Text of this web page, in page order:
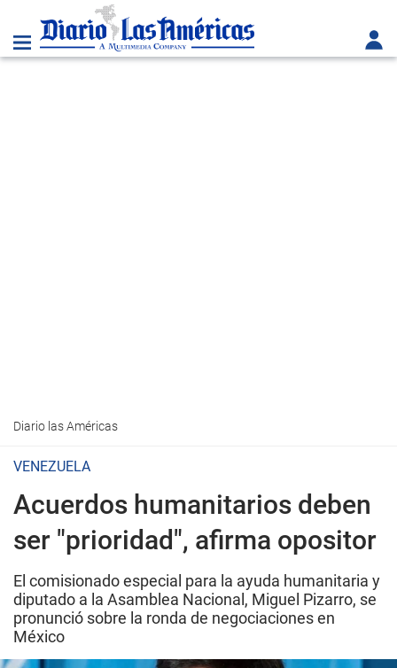
Diario las Américas
VENEZUELA
Acuerdos humanitarios deben
ser "prioridad", afirma opositor
El comisionado especial para la ayuda humanitaria y
diputado a la Asamblea Nacional, Miguel Pizarro, se
pronunció sobre la ronda de negociaciones en
México